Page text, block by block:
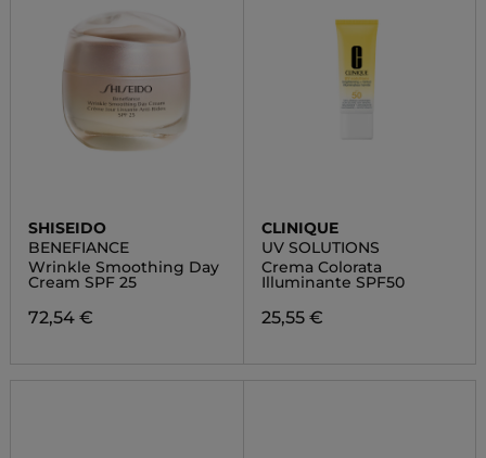
SHISEIDO
BENEFIANCE
Wrinkle Smoothing Day
Cream SPF 25
72,54 €
CLINIQUE
UV SOLUTIONS
Crema Colorata
Illuminante SPF50
25,55 €